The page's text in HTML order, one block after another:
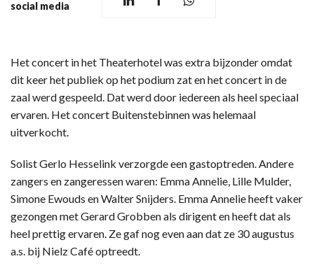
social media
Het concert in het Theaterhotel was extra bijzonder omdat
dit keer het publiek op het podium zat en het concert in de
zaal werd gespeeld. Dat werd door iedereen als heel speciaal
ervaren. Het concert Buitenstebinnen was helemaal
uitverkocht.
Solist Gerlo Hesselink verzorgde een gastoptreden. Andere
zangers en zangeressen waren: Emma Annelie, Lille Mulder,
Simone Ewouds en Walter Snijders. Emma Annelie heeft vaker
gezongen met Gerard Grobben als dirigent en heeft dat als
heel prettig ervaren. Ze gaf nog even aan dat ze 30 augustus
a.s. bij Nielz Café optreedt.